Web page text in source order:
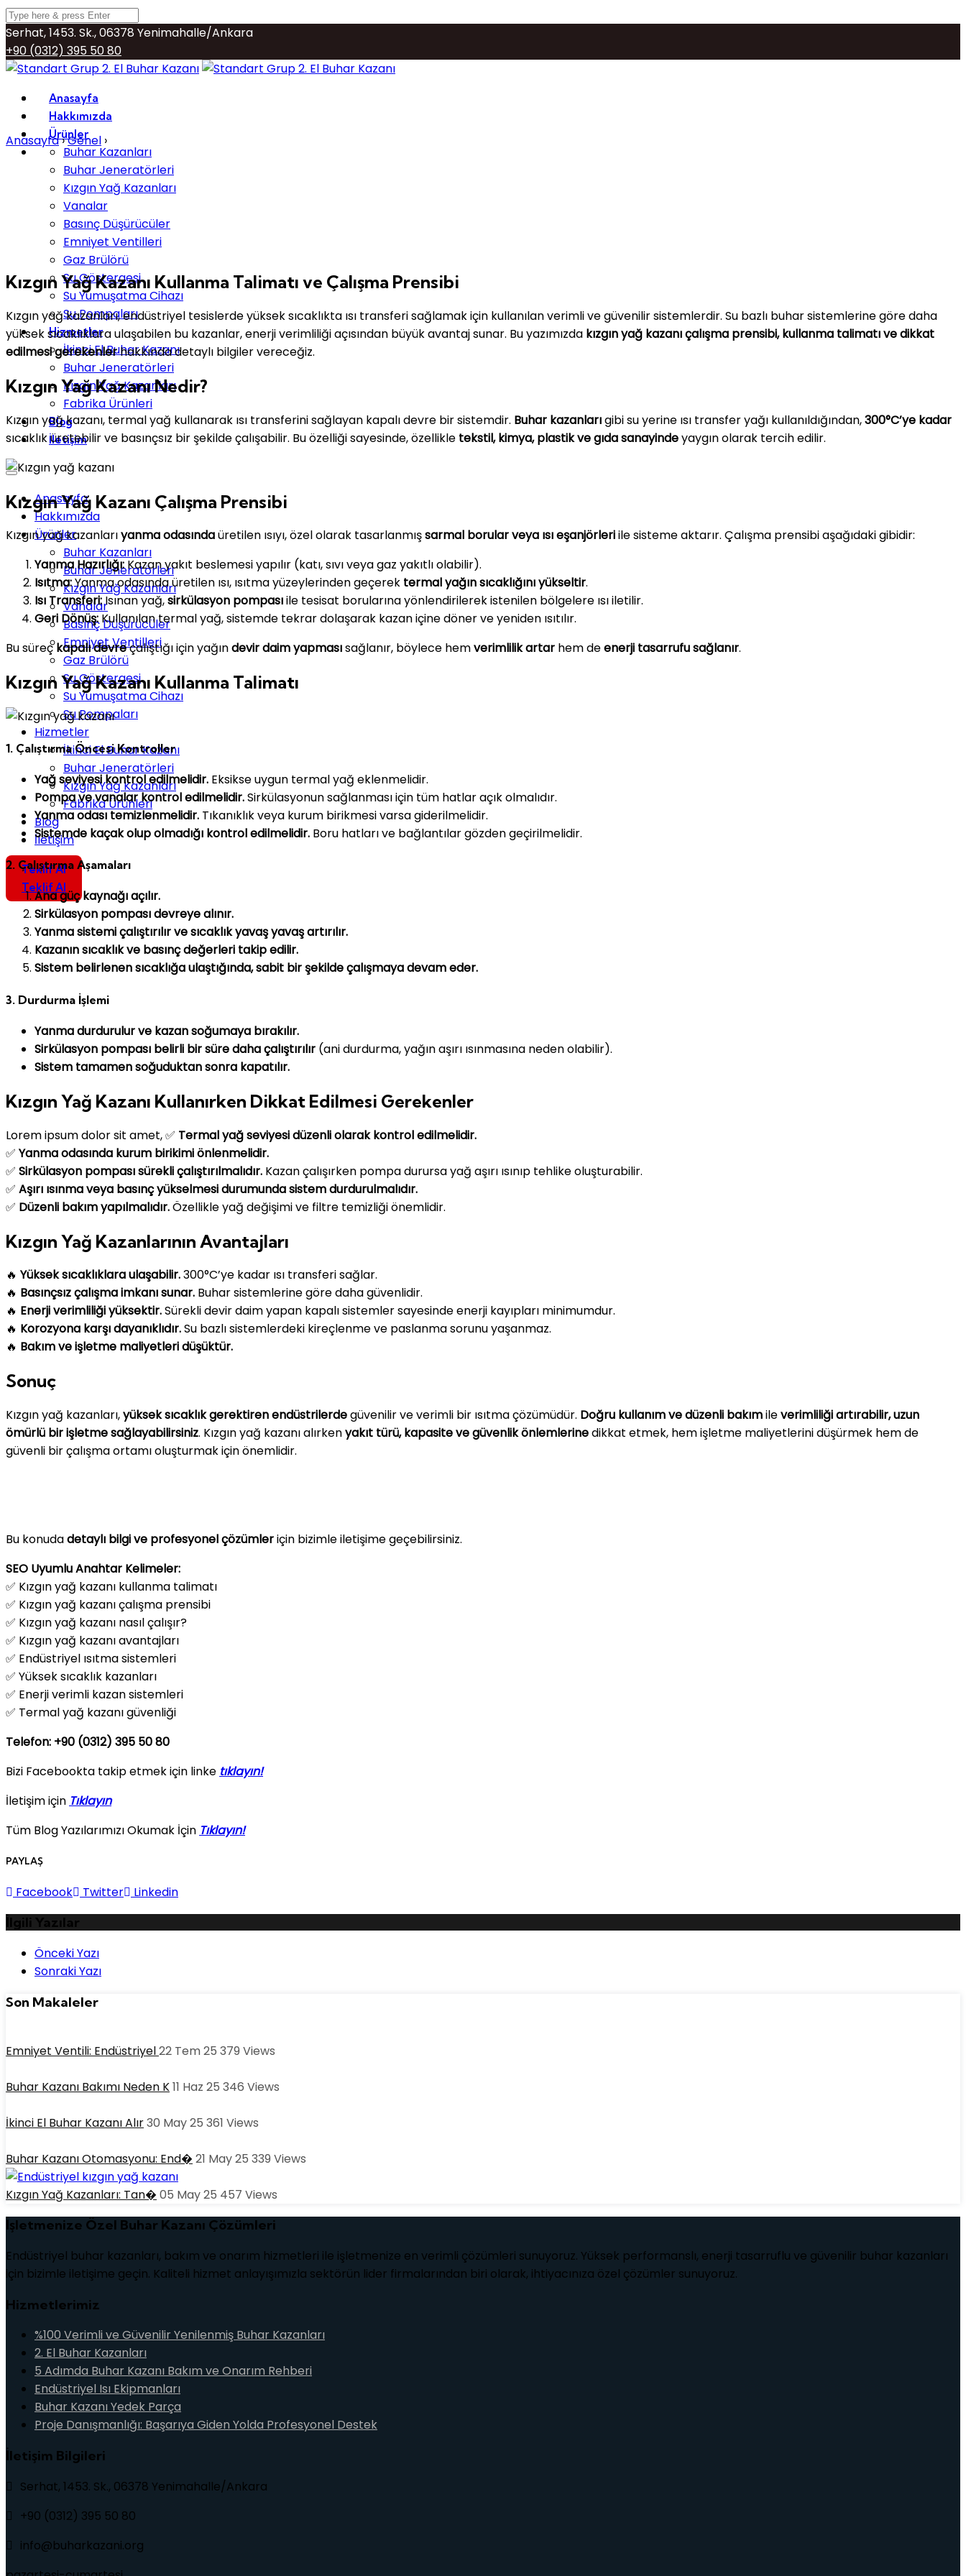
Serhat, 1453. Sk., 06378 Yenimahalle/Ankara
+90 (0312) 395 50 80
info@buharkazani.org
Anasayfa
Hakkımızda
Ürünler
Buhar Kazanları
Buhar Jeneratörleri
Kızgın Yağ Kazanları
Vanalar
Basınç Düşürücüler
Emniyet Ventilleri
Gaz Brülörü
Su Göstergesi
Su Yumuşatma Cihazı
Su Pompaları
Hizmetler
İkinci El Buhar Kazanı
Buhar Jeneratörleri
Kızgın Yağ Kazanları
Fabrika Ürünleri
Blog
İletişim
Anasayfa
Hakkımızda
Ürünler
Buhar Kazanları
Buhar Jeneratörleri
Kızgın Yağ Kazanları
Vanalar
Basınç Düşürücüler
Emniyet Ventilleri
Gaz Brülörü
Su Göstergesi
Su Yumuşatma Cihazı
Su Pompaları
Hizmetler
İkinci El Buhar Kazanı
Buhar Jeneratörleri
Kızgın Yağ Kazanları
Fabrika Ürünleri
Blog
İletişim
Teklif Al
Teklif Al
Anasayfa›Genel ›
Kızgın Yağ Kazanı Kullanma Talimatı ve Çalışma Prensibi
Kızgın yağ kazanları, endüstriyel tesislerde yüksek sıcaklıkta ısı transferi sağlamak için kullanılan verimli ve güvenilir sistemlerdir. Su bazlı buhar sistemlerine göre daha
yüksek sıcaklıklara ulaşabilen bu kazanlar, enerji verimliliği açısından büyük avantaj sunar. Bu yazımızda kızgın yağ kazanı çalışma prensibi, kullanma talimatı ve dikkat
edilmesi gerekenlerhakkında detaylı bilgiler vereceğiz.
Kızgın Yağ Kazanı Nedir?
Kızgın yağ kazanı, termal yağ kullanarak ısı transferini sağlayan kapalı devre bir sistemdir. Buhar kazanlarıgibi su yerine ısı transfer yağı kullanıldığından,300°C’ye kadar
sıcaklık üretebilir ve basınçsız bir şekilde çalışabilir. Bu özelliği sayesinde, özellikle tekstil, kimya, plastik ve gıda sanayindeyaygın olarak tercih edilir.
Kızgın Yağ Kazanı Çalışma Prensibi
Kızgın yağ kazanlarıyanma odasındaüretilen ısıyı, özel olarak tasarlanmışsarmal borular veya ısı eşanjörleriile sisteme aktarır. Çalışma prensibi aşağıdaki gibidir:
Yanma Hazırlığı:Kazan yakıt beslemesi yapılır (katı, sıvı veya gaz yakıtlı olabilir).
Isıtma:Yanma odasında üretilen ısı, ısıtma yüzeylerinden geçerek termal yağın sıcaklığını yükseltir.
Isı Transferi:Isınan yağ,sirkülasyon pompasıile tesisat borularına yönlendirilerek istenilen bölgelere ısı iletilir.
Geri Dönüş:Kullanılan termal yağ, sistemde tekrar dolaşarak kazan içine döner ve yeniden ısıtılır.
Bu süreçkapalı devreçalıştığı için yağındevir daim yapmasısağlanır, böylece hemverimlilik artar hem deenerji tasarrufu sağlanır.
Kızgın Yağ Kazanı Kullanma Talimatı
1. Çalıştırma Öncesi Kontroller
Yağ seviyesi kontrol edilmelidir. Eksikse uygun termal yağ eklenmelidir.
Pompa ve vanalar kontrol edilmelidir.Sirkülasyonun sağlanması için tüm hatlar açık olmalıdır.
Yanma odası temizlenmelidir. Tıkanıklık veya kurum birikmesi varsa giderilmelidir.
Sistemde kaçak olup olmadığı kontrol edilmelidir. Boru hatları ve bağlantılar gözden geçirilmelidir.
2. Çalıştırma Aşamaları
Ana güç kaynağı açılır.
Sirkülasyon pompası devreye alınır.
Yanma sistemi çalıştırılır ve sıcaklık yavaş yavaş artırılır.
Kazanın sıcaklık ve basınç değerleri takip edilir.
Sistem belirlenen sıcaklığa ulaştığında, sabit bir şekilde çalışmaya devam eder.
3. Durdurma İşlemi
Yanma durdurulur ve kazan soğumaya bırakılır.
Sirkülasyon pompası belirli bir süre daha çalıştırılır (ani durdurma, yağın aşırı ısınmasına neden olabilir).
Sistem tamamen soğuduktan sonra kapatılır.
Kızgın Yağ Kazanı Kullanırken Dikkat Edilmesi Gerekenler
Lorem ipsum dolor sit amet, ✅ Termal yağ seviyesi düzenli olarak kontrol edilmelidir.
✅ Yanma odasında kurum birikimi önlenmelidir.
✅ Sirkülasyon pompası sürekli çalıştırılmalıdır. Kazan çalışırken pompa durursa yağ aşırı ısınıp tehlike oluşturabilir.
✅ Aşırı ısınma veya basınç yükselmesi durumunda sistem durdurulmalıdır.
✅ Düzenli bakım yapılmalıdır.Özellikle yağ değişimi ve filtre temizliği önemlidir.
Kızgın Yağ Kazanlarının Avantajları
🔥 Yüksek sıcaklıklara ulaşabilir.300°C’ye kadar ısı transferi sağlar.
🔥 Basınçsız çalışma imkanı sunar. Buhar sistemlerine göre daha güvenlidir.
🔥 Enerji verimliliği yüksektir.Sürekli devir daim yapan kapalı sistemler sayesinde enerji kayıpları minimumdur.
🔥 Korozyona karşı dayanıklıdır.Su bazlı sistemlerdeki kireçlenme ve paslanma sorunu yaşanmaz.
🔥 Bakım ve işletme maliyetleri düşüktür.
Sonuç
Kızgın yağ kazanları,yüksek sıcaklık gerektiren endüstrilerdegüvenilir ve verimli bir ısıtma çözümüdür. Doğru kullanım ve düzenli bakımileverimliliği artırabilir, uzun
ömürlü bir işletme sağlayabilirsiniz. Kızgın yağ kazanı alırkenyakıt türü, kapasite ve güvenlik önlemlerinedikkat etmek, hem işletme maliyetlerini düşürmek hem de
güvenli bir çalışma ortamı oluşturmak için önemlidir.
Bu konudadetaylı bilgi ve profesyonel çözümleriçin bizimle iletişime geçebilirsiniz.
SEO Uyumlu Anahtar Kelimeler:
✅ Kızgın yağ kazanı kullanma talimatı
✅ Kızgın yağ kazanı çalışma prensibi
✅ Kızgın yağ kazanı nasıl çalışır?
✅ Kızgın yağ kazanı avantajları
✅ Endüstriyel ısıtma sistemleri
✅ Yüksek sıcaklık kazanları
✅ Enerji verimli kazan sistemleri
✅ Termal yağ kazanı güvenliği
Telefon: +90 (0312) 395 50 80
Bizi Facebookta takip etmek için linke tıklayın!
İletişim için Tıklayın
Tüm Blog Yazılarımızı Okumak İçin Tıklayın!
PAYLAŞ
Facebook Twitter
Linkedin
İlgili Yazılar
Post navigation
Önceki Yazı
Sonraki Yazı
Son Makaleler
Emniyet Ventili: Endüstriyel22 Tem 25 379 Views
Buhar Kazanı Bakımı Neden K11 Haz 25 346 Views
İkinci El Buhar Kazanı Alır30 May 25 361 Views
Buhar Kazanı Otomasyonu: End� 21 May 25 339 Views
Kızgın Yağ Kazanları: Tan� 05 May 25 457 Views
İşletmenize Özel Buhar Kazanı Çözümleri
Endüstriyel buhar kazanları, bakım ve onarım hizmetleri ile işletmenize en verimli çözümleri sunuyoruz. Yüksek performanslı, enerji tasarruflu ve güvenilir buhar kazanları
için bizimle iletişime geçin. Kaliteli hizmet anlayışımızla sektörün lider firmalarından biri olarak, ihtiyacınıza özel çözümler sunuyoruz.
Hizmetlerimiz
%100 Verimli ve Güvenilir Yenilenmiş Buhar Kazanları
2. El Buhar Kazanları
5 Adımda Buhar Kazanı Bakım ve Onarım Rehberi
Endüstriyel Isı Ekipmanları
Buhar Kazanı Yedek Parça
Proje Danışmanlığı: Başarıya Giden Yolda Profesyonel Destek
İletişim Bilgileri
Serhat, 1453. Sk., 06378 Yenimahalle/Ankara
+90 (0312) 395 50 80
info@buharkazani.org